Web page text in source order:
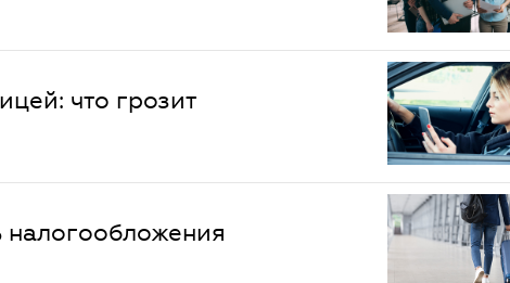
что грозит
налогообложения